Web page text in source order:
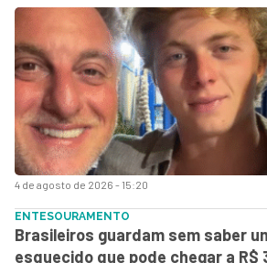
4 de agosto de 2026 - 15:20
ENTESOURAMENTO
Brasileiros guardam sem saber
esquecido que pode chegar a R$